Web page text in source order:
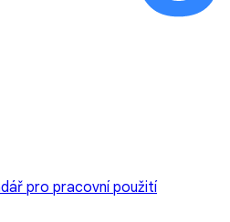
pro pracovní použití